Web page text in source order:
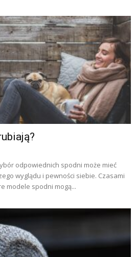
odpowiednich spodni może mieć
wyglądu i pewności siebie. Czasami
modele spodni mogą...